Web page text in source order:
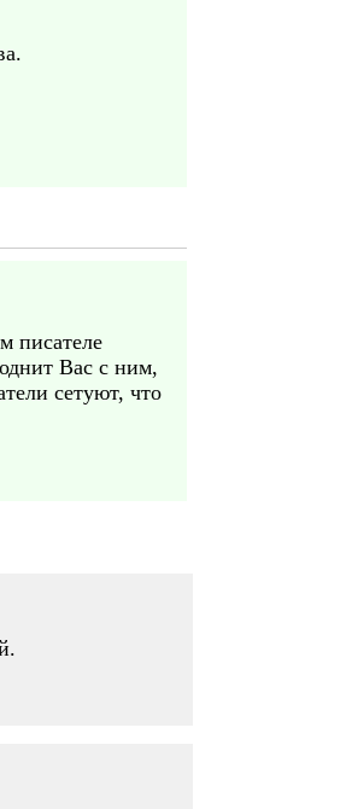
писателе
Вас с ним,
сетуют, что